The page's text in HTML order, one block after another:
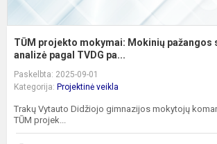
TŪM projekto mokymai: Mokinių pažangos
analizė pagal TVDG pa...
Paskelbta: 2025-09-01
Kategorija: Projektinė veikla
Trakų Vytauto Didžiojo gimnazijos mokytojų
TŪM projek...